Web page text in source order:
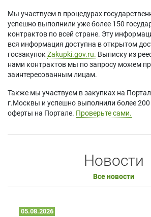
Мы участвуем в процедурах
успешно выполнили уже более 150
контрактов по всей стране. Эту
вся информация доступна в открытом
госзакупок Zakupki.gov.ru. Выписку из
нами контрактов мы по запросу можем
заинтересованным лицам.
Также мы участвуем в закупках на
г.Москвы и успешно выполнили более 200
оферты на Портале. Проверьте сами.
Новости
Все новости
05.08.2026